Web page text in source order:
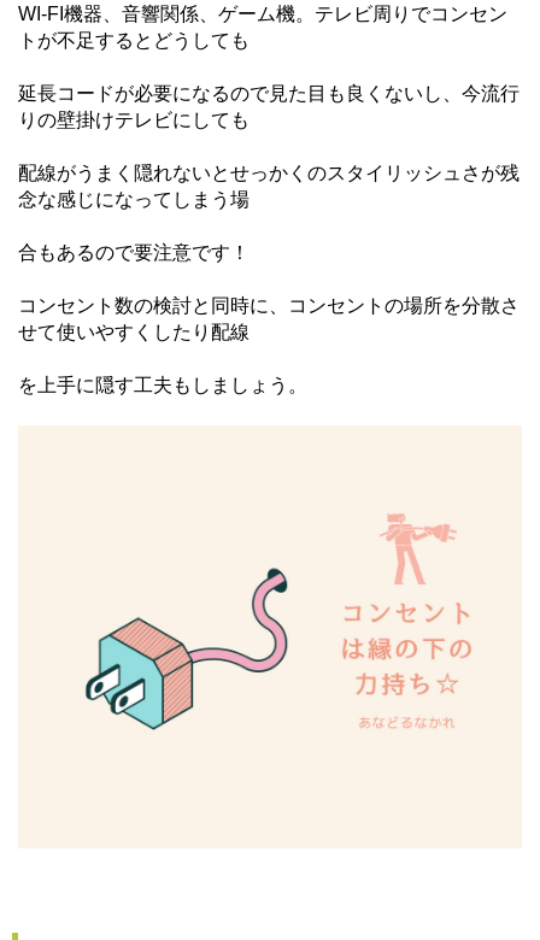
WI-FI機器、音響関係、ゲーム機。テレビ周りでコンセン
トが不足するとどうしても
延長コードが必要になるので見た目も良くないし、今流行
りの壁掛けテレビにしても
配線がうまく隠れないとせっかくのスタイリッシュさが残
念な感じになってしまう場
合 もあるので要注意です！
コンセント数の検討と同時に、コンセントの場所を分散さ
せて使いやすくしたり配線
を上手に 隠す工夫もしましょう。